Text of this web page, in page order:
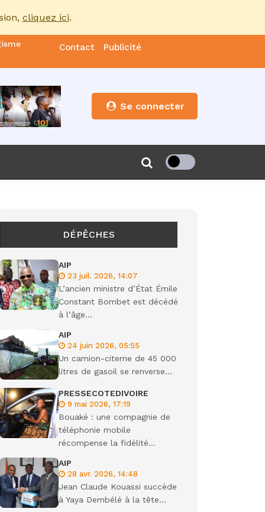
cliquez ici.
Contact Publicité
Se connecter
DÉPÊCHES
AIP
23 juil. 2026, 14:07
L’ancien ministre d’État Émile
Constant Bombet est décédé
à l’âge...
AIP
24 juin 2026, 05:55
Un camion-citerne de 45 000
litres de gasoil se renverse...
PRESSECOTEDIVOIRE
9 mai 2026, 17:19
Bouaké : une compagnie de
téléphonie mobile
récompense la fidélité...
AIP
28 avr. 2026, 14:48
Jean Claude Kouassi succède
à Yaya Dembélé à la tête...